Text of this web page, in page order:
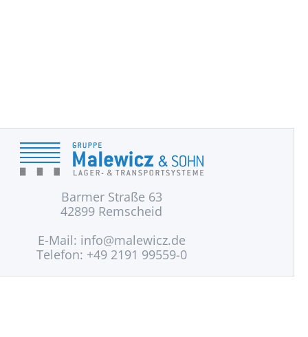
Barmer Straße 63
42899 Remscheid
E-Mail: info@malewicz.de
Telefon: +49 2191 99559-0